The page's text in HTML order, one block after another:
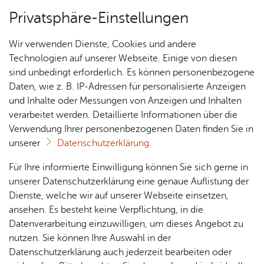
Über­sicht Bür­ger & Stadt
Rat­
haus &
Bür­
ger­
ser­vice
Rat­
häu­ser
Nach­
rich­
ten,
Vi­de­os
& Bil­
der
Me­di­
Jobs
Stel­
len­an­
ge­bo­te
Aus­bil­
dung &
Stu­di­
Bauen
& Um­
welt
Geo­
da­ten
Ge­
sund­
heit &
kum
Ver­an­stal­tungs­tipps
Ter­min spei­chern
Ver­an­stal­tung dru­cken
Vor­le­sen
mi­li­en mit Bre­zeln ba­cken
Mitt­woch, 12. Au­gust 2026, 09:30 Uhr
Uhr
Privatsphäre-Einstellungen
Wir verwenden Dienste, Cookies und andere
Technologien auf unserer Webseite. Einige von diesen
sind unbedingt erforderlich. Es können personenbezogene
Daten, wie z. B. IP-Adressen für personalisierte Anzeigen
und Inhalte oder Messungen von Anzeigen und Inhalten
verarbeitet werden. Detaillierte Informationen über die
Verwendung Ihrer personenbezogenen Daten finden Sie in
unserer
Datenschutzerklärung.
Für Ihre informierte Einwilligung können Sie sich gerne in
unserer Datenschutzerklärung eine genaue Auflistung der
Dienste, welche wir auf unserer Webseite einsetzen,
ansehen. Es besteht keine Verpflichtung, in die
Datenverarbeitung einzuwilligen, um dieses Angebot zu
nutzen. Sie können Ihre Auswahl in der
Datenschutzerklärung auch jederzeit bearbeiten oder